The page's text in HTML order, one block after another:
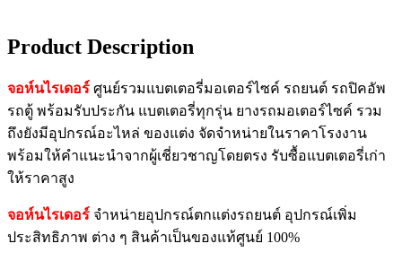
Product Description
จอห์นไรเดอร์ ศูนย์รวมแบตเตอรี่มอเตอร์ไซค์ รถยนต์ รถปิคอัพ
รถตู้ พร้อมรับประกัน แบตเตอรี่ทุกรุ่น ยางรถมอเตอร์ไซค์ รวม
ถึงยังมีอุปกรณ์อะไหล่ ของแต่ง จัดจำหน่ายในราคาโรงงาน
พร้อมให้คำแนะนำจากผู้เชี่ยวชาญโดยตรง รับซื้อแบตเตอรี่เก่า
ให้ราคาสูง
จอห์นไรเดอร์ จำหน่ายอุปกรณ์ตกแต่งรถยนต์ อุปกรณ์เพิ่ม
ประสิทธิภาพ ต่าง ๆ สินค้าเป็นของแท้ศูนย์ 100%